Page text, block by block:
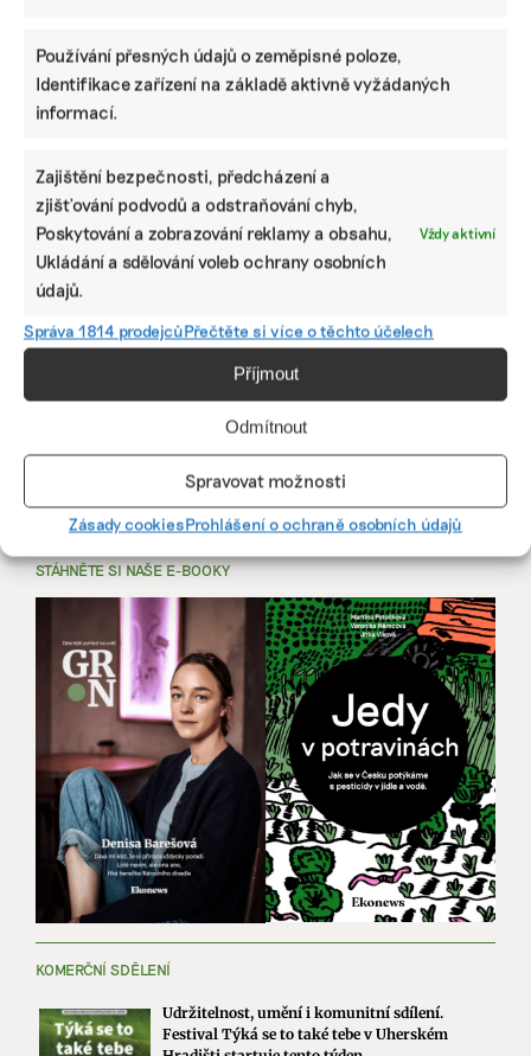
Používání přesných údajů o zeměpisné poloze,
Identifikace zařízení na základě aktivně vyžádaných
informací.
Zajištění bezpečnosti, předcházení a
zjišťování podvodů a odstraňování chyb,
Poskytování a zobrazování reklamy a obsahu,
Ukládání a sdělování voleb ochrany osobních
údajů.
Vždy aktivní
Správa 1814 prodejcůPřečtěte si více o těchto účelech
Příjmout
Odmítnout
Spravovat možnosti
Zásady cookiesProhlášení o ochraně osobních údajů
Turkem rozjíždí fond s podporou
developera Sekyry
NEJZAJÍMAVĚJŠÍ
Ruce nás pálily a otékaly nám prsty,
popisuje brněnská floristka problémy s
květinami z Afriky
Fotovoltaika na balkoně utáhne
domácnost, zatímco jste v práci. Lidé je
však často provozují načerno
Kvůli Turkovi a Motoristům může Česko
přijít o desítky miliard. Ve hře jsou
akcelerační zóny i povolenky
STÁHNĚTE SI NAŠE E-BOOKY
KOMERČNÍ SDĚLENÍ
Udržitelnost, umění i komunitní sdílení.
Festival Týká se to také tebe v Uherském